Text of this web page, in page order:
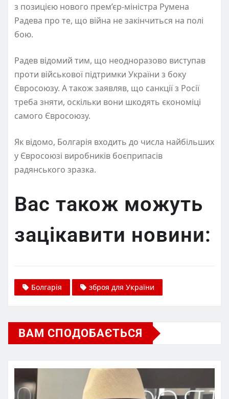
з позицією нового прем’єр-міністра Румена
Радева про те, що війна не закінчиться на полі
бою.
Радев відомий тим, що неодноразово виступав
проти військової підтримки України з боку
Євросоюзу. А також заявляв, що санкції з Росії
треба зняти, оскільки вони шкодять єкономіці
самого Євросоюзу.
Як відомо, Болгарія входить до числа найбільших
у Євросоюзі виробників боєприпасів
радянського зразка.
Вас також можуть
зацікавити новини:
Болгарія зброя для України
ВАМ СПОДОБАЄТЬСЯ